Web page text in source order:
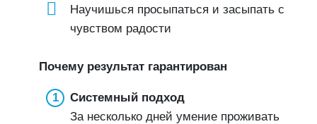
Научишься просыпаться и засыпать с
чувством радости
Почему результат гарантирован
Системный подход
За несколько дней умение проживать